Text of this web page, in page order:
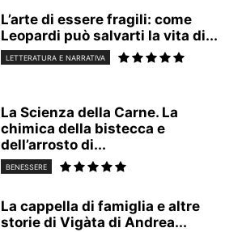
L’arte di essere fragili: come
Leopardi può salvarti la vita di...
LETTERATURA E NARRATIVA
La Scienza della Carne. La
chimica della bistecca e
dell’arrosto di...
BENESSERE
La cappella di famiglia e altre
storie di Vigàta di Andrea...